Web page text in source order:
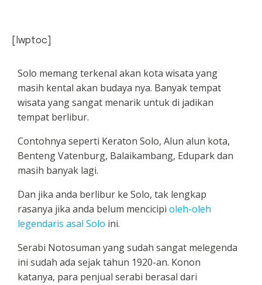
[lwptoc]
Solo memang terkenal akan kota wisata yang
masih kental akan budaya nya. Banyak tempat
wisata yang sangat menarik untuk di jadikan
tempat berlibur.
Contohnya seperti Keraton Solo, Alun alun kota,
Benteng Vatenburg, Balaikambang, Edupark dan
masih banyak lagi.
Dan jika anda berlibur ke Solo, tak lengkap
rasanya jika anda belum mencicipi oleh-oleh
legendaris asal Solo ini.
Serabi Notosuman yang sudah sangat melegenda
ini sudah ada sejak tahun 1920-an. Konon
katanya, para penjual serabi berasal dari